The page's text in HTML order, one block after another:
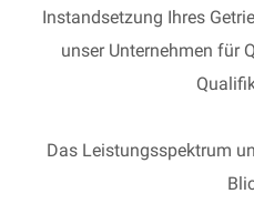
Instandsetzung Ihres
unser Unternehmen für
Das Leistungsspektrum